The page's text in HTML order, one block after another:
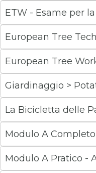
ETW - Esame per
European Tree
European Tree
Giardinaggio >
La Bicicletta delle
Modulo A
Modulo A Pratico -